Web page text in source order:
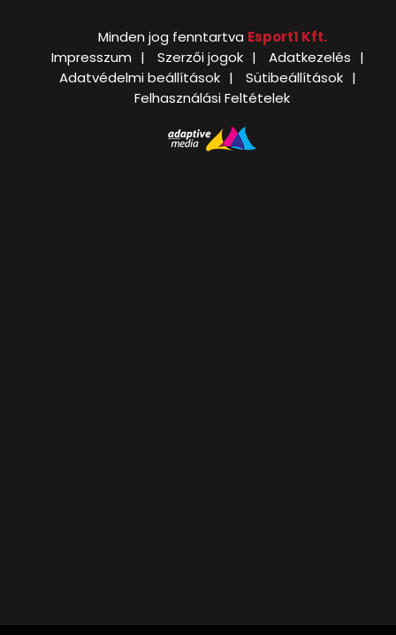
Minden jog fenntartva Esport1 Kft.
Impresszum
Szerzői jogok
Adatkezelés
Adatvédelmi beállítások
Sütibeállítások
Felhasználási Feltételek